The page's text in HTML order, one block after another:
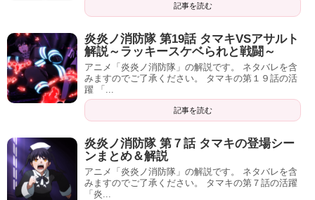
記事を読む
炎炎ノ消防隊 第19話 タマキVSアサルト
解説～ラッキースケベられと戦闘～
アニメ「炎炎ノ消防隊」の解説です。 ネタバレを含
みますのでご了承ください。 タマキの第１９話の活
躍 「...
記事を読む
炎炎ノ消防隊 第７話 タマキの登場シー
ンまとめ＆解説
アニメ「炎炎ノ消防隊」の解説です。 ネタバレを含
みますのでご了承ください。 タマキの第７話の活躍
「炎...